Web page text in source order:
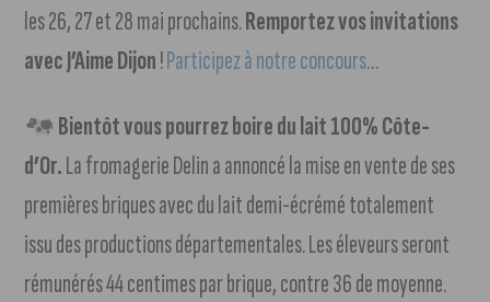
les 26, 27 et 28 mai prochains.Remportez vos invitations
avec J’Aime Dijon!Participez à notre concours…
Bientôt vous pourrez boire du lait 100% Côte-
d’Or.La fromagerie Delin a annoncé la mise en vente de ses
premières briques avec du lait demi-écrémé totalement
issu des productions départementales. Les éleveurs seront
rémunérés 44 centimes par brique, contre 36 de moyenne.